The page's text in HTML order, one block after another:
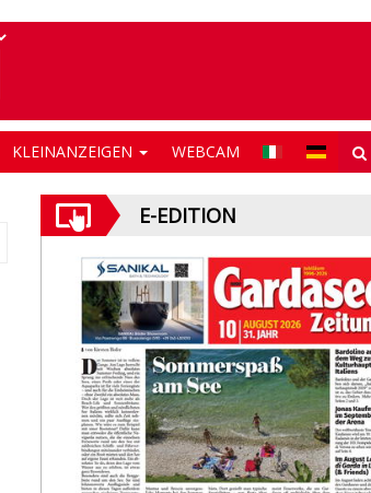
KLEINANZEIGEN WEBCAM
E-EDITION